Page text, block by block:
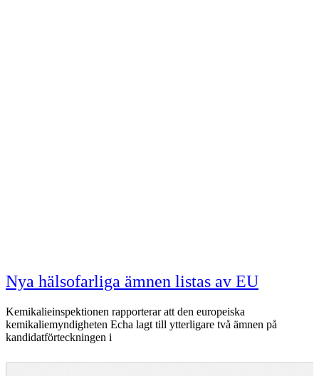
Nya hälsofarliga ämnen listas av EU
Kemikalieinspektionen rapporterar att den europeiska
kemikaliemyndigheten Echa lagt till ytterligare två ämnen på
kandidatförteckningen i